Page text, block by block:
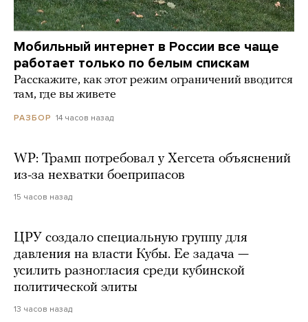
Мобильный интернет в России все чаще
работает только по белым спискам
Расскажите, как этот режим ограничений вводится
там, где вы живете
РАЗБОР 14 часов назад
WP: Трамп потребовал у Хегсета объяснений
из-за нехватки боеприпасов
15 часов назад
ЦРУ создало специальную группу для
давления на власти Кубы. Ее задача —
усилить разногласия среди кубинской
политической элиты
13 часов назад